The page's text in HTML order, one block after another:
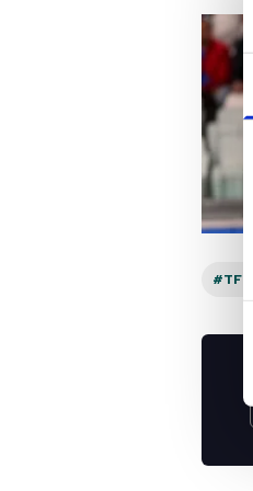
#TFF